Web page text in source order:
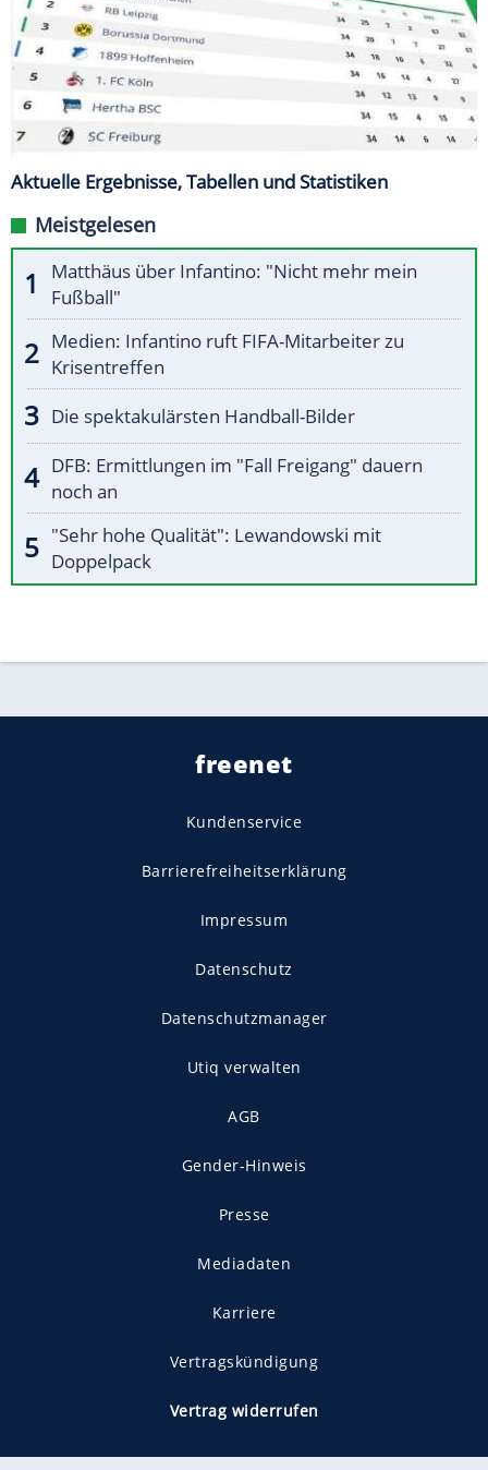
Aktuelle Ergebnisse, Tabellen und Statistiken
Meistgelesen
Matthäus über Infantino: "Nicht mehr mein
Fußball"
Medien: Infantino ruft FIFA-Mitarbeiter zu
Krisentreffen
Die spektakulärsten Handball-Bilder
DFB: Ermittlungen im "Fall Freigang" dauern
noch an
"Sehr hohe Qualität": Lewandowski mit
Doppelpack
freenet
Kundenservice
Barrierefreiheitserklärung
Impressum
Datenschutz
Datenschutzmanager
Utiq verwalten
AGB
Gender-Hinweis
Presse
Mediadaten
Karriere
Vertragskündigung
Vertrag widerrufen